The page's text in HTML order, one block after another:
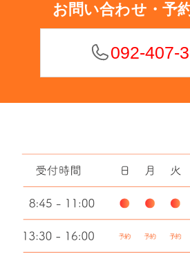
お問い合わせ・予
092-407-